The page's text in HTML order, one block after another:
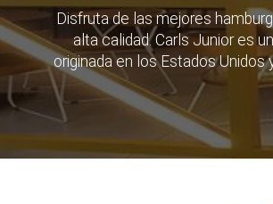
Disfruta de las mejores
alta calidad. Carls Junior es
originada en los Estados